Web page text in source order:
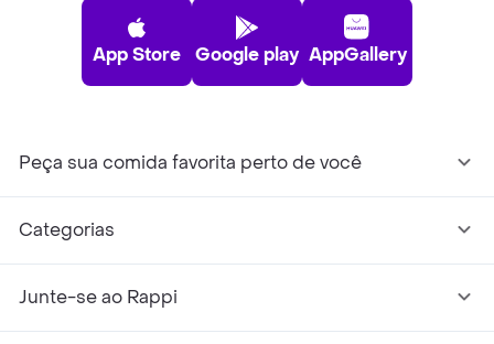
App Store Google play AppGallery
Peça sua comida favorita perto de você
Categorias
Junte-se ao Rappi